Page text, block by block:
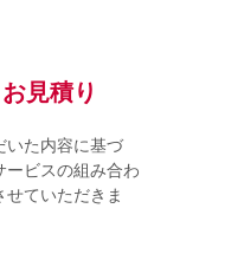
見積り
いた内容に基づ
ービスの組み合わ
せていただきま